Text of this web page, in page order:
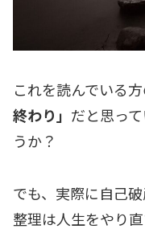
これを読んでいる方
終わり」 だと思っ
うか？
でも、実際に自己
整理は人生をやり